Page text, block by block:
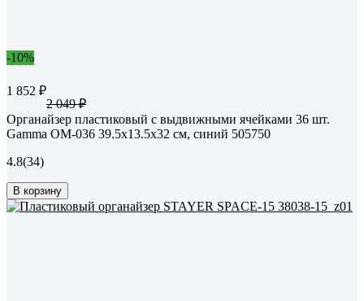
-10%
1 852 ₽
2 049 ₽
Органайзер пластиковый с выдвижными ячейками 36 шт.
Gamma ОМ-036 39.5x13.5x32 см, синий 505750
4.8(34)
В корзину